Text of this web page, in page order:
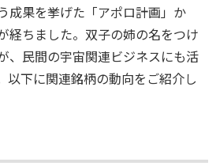
成果を挙げた「アポロ計画」か
経ちました。双子の姉の名をつけ
、民間の宇宙関連ビジネスにも活
以下に関連銘柄の動向をご紹介し